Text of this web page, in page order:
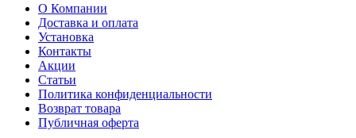
О Компании
Доставка и оплата
Установка
Контакты
Акции
Статьи
Политика конфиденциальности
Возврат товара
Публичная оферта